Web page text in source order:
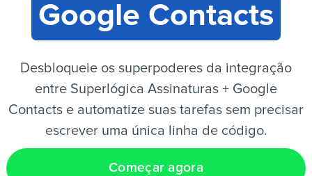
Google Contacts
Desbloqueie os superpoderes da integração
entre Superlógica Assinaturas + Google
Contacts e automatize suas tarefas sem precisar
escrever uma única linha de código.
Começar agora